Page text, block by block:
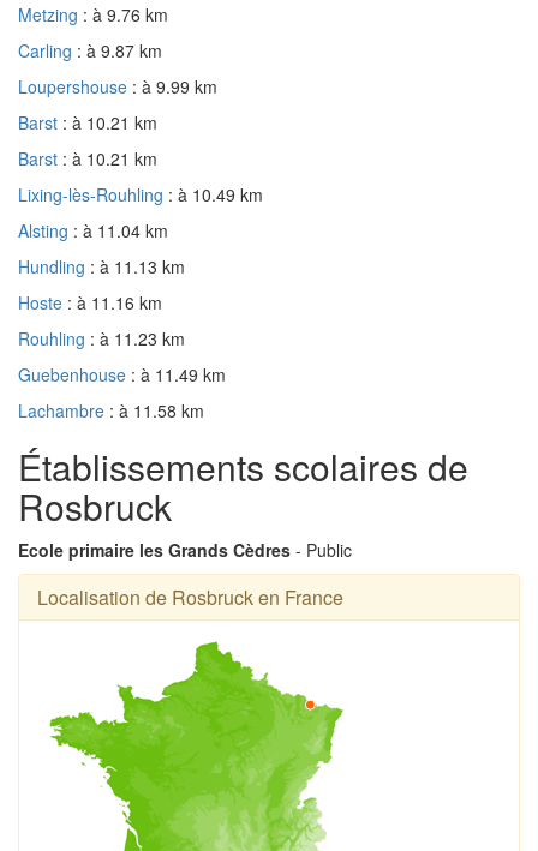
Metzing : à 9.76 km
Carling : à 9.87 km
Loupershouse : à 9.99 km
Barst : à 10.21 km
Barst : à 10.21 km
Lixing-lès-Rouhling : à 10.49 km
Alsting : à 11.04 km
Hundling : à 11.13 km
Hoste : à 11.16 km
Rouhling : à 11.23 km
Guebenhouse : à 11.49 km
Lachambre : à 11.58 km
Établissements scolaires de
Rosbruck
Ecole primaire les Grands Cèdres - Public
Localisation de Rosbruck en France